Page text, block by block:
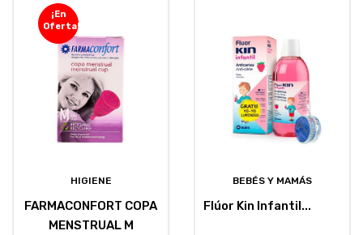
¡En
Oferta!
HIGIENE
FARMACONFORT COPA
MENSTRUAL M
BEBÉS Y MAMÁS
Flúor Kin Infantil...